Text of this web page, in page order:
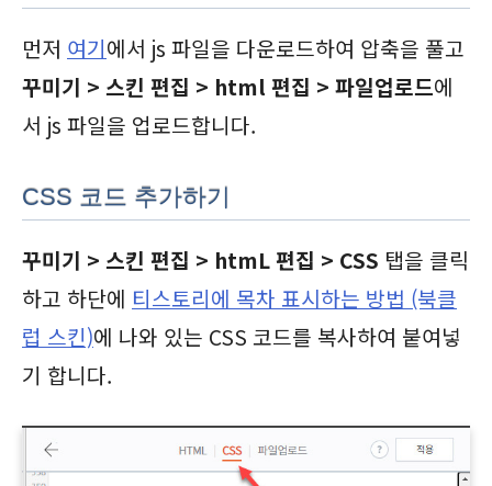
먼저 여기에서 js 파일을 다운로드하여 압축을 풀고
꾸미기 > 스킨 편집 > html 편집 > 파일업로드에
서 js 파일을 업로드합니다.
CSS 코드 추가하기
꾸미기 > 스킨 편집 > htmL 편집 > CSS 탭을 클릭
하고 하단에 티스토리에 목차 표시하는 방법 (북클
럽 스킨)에 나와 있는 CSS 코드를 복사하여 붙여넣
기 합니다.